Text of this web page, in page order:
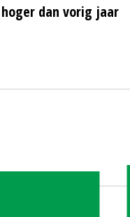
dan vorig jaar